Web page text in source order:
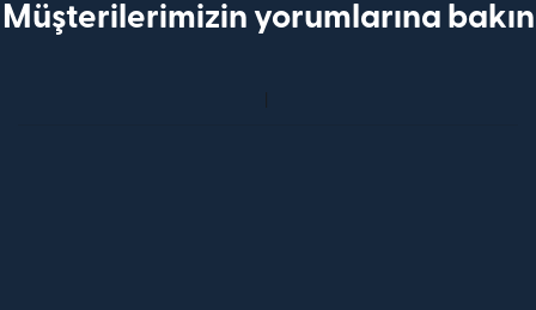
Müşterilerimizin yorumlarına bakın